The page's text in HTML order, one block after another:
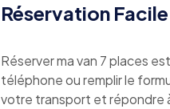
Réservation Facile
Réserver ma van 7 places
téléphone ou remplir le
votre transport et répondre